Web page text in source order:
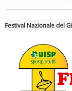
Ddl Lobby, Uisp:
Festival Nazionale del